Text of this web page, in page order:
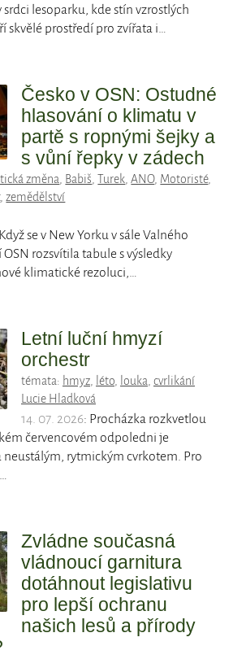
lesoparku, kde stín vzrostlých
skvělé prostředí pro zvířata i…
Česko v OSN: Ostudné
hlasování o klimatu v
partě s ropnými šejky a
s vůní řepky v zádech
změna, Babiš,Turek,ANO, Motoristé,
,zemědělství
se v New Yorku v sále Valného
rozsvítila tabule s výsledky
klimatické rezoluci,…
Letní luční hmyzí
orchestr
témata: hmyz, léto, louka, cvrlikání
Lucie Hladková
14. 07. 2026: Procházka rozkvetlou
červencovém odpoledni je
neustálým, rytmickým cvrkotem. Pro
Zvládne současná
vládnoucí garnitura
dotáhnout legislativu
pro lepší ochranu
našich lesů a přírody